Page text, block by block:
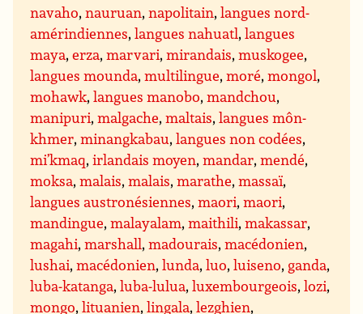
navaho,nauruan,napolitain,langues nord-
amérindiennes,langues nahuatl,langues
maya,erza,marvari,mirandais,muskogee,
langues mounda,multilingue,moré,mongol,
mohawk,langues manobo,mandchou,
manipuri,malgache,maltais,langues môn-
khmer,minangkabau,langues non codées,
mi’kmaq,irlandais moyen,mandar,mendé,
moksa,malais,malais,marathe,massaï,
langues austronésiennes,maori,maori,
mandingue,malayalam,maithili,makassar,
magahi,marshall,madourais,macédonien,
lushai,macédonien,lunda,luo,luiseno, ganda,
luba-katanga,luba-lulua,luxembourgeois,lozi,
mongo,lituanien,lingala,lezghien,